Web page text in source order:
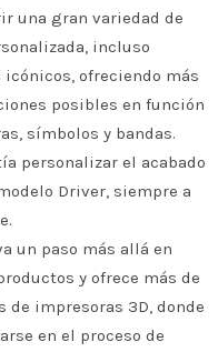
una gran variedad de
incluso
ofreciendo más
posibles en función
símbolos y bandas.
personalizar el acabado
Driver, siempre a
un paso más allá en
y ofrece más de
de impresoras 3D, donde
en el proceso de